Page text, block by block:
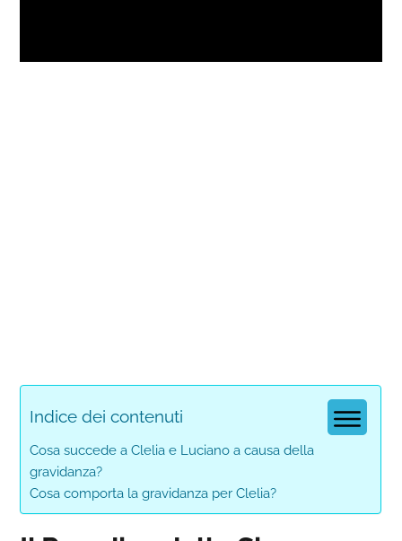
Indice dei contenuti
Cosa succede a Clelia e Luciano a causa della
gravidanza?
Cosa comporta la gravidanza per Clelia?